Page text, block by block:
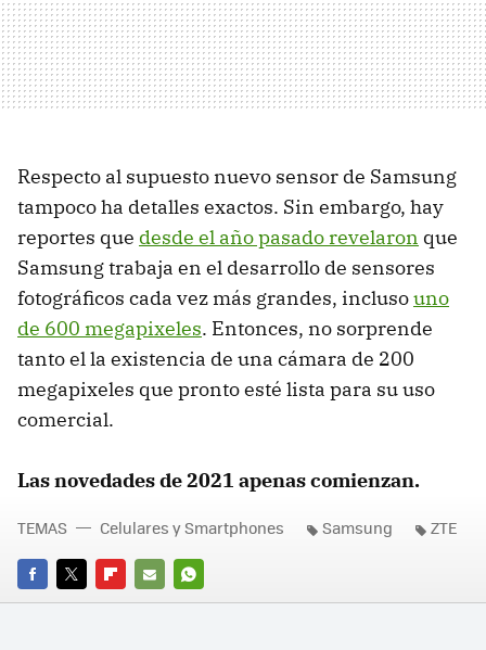
Respecto al supuesto nuevo sensor de Samsung
tampoco ha detalles exactos. Sin embargo, hay
reportes que desde el año pasado revelaron que
Samsung trabaja en el desarrollo de sensores
fotográficos cada vez más grandes, inclusouno
de 600 megapixeles. Entonces, no sorprende
tanto el la existencia de una cámara de 200
megapixeles que pronto esté lista para su uso
comercial.
Las novedades de 2021 apenas comienzan.
FACEBOOK
TWITTERFLIPBOARD
E-
WHATSAPP
TEMAS Celulares y Smartphones Samsung ZTE